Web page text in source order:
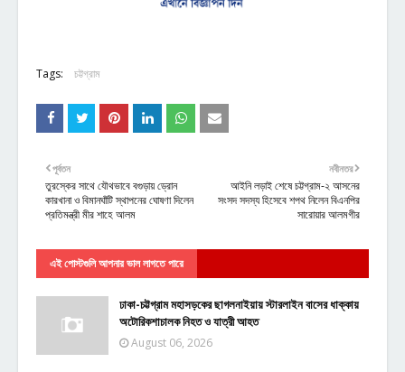
Tags: চট্টগ্রাম
নবীনতর
আইনি লড়াই শেষে চট্টগ্রাম-২ আসনের
সংসদ সদস্য হিসেবে শপথ নিলেন বিএনপির
সারোয়ার আলমগীর
পূর্বতন
তুরস্কের সাথে যৌথভাবে বগুড়ায় ড্রোন
কারখানা ও বিমানঘাঁটি স্থাপনের ঘোষণা দিলেন
প্রতিমন্ত্রী মীর শাহে আলম
এই পোস্টগুলি আপনার ভাল লাগতে পারে
ঢাকা-চট্টগ্রাম মহাসড়কের ছাগলনাইয়ায় স্টারলাইন বাসের ধাক্কায়
অটোরিকশাচালক নিহত ও যাত্রী আহত
August 06, 2026